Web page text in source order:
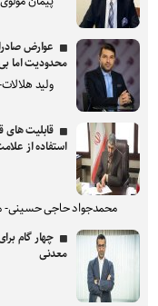
عوارض
محدودیت اما
ولید
قابلیت های
استفاده از
محمدجواد حاجی حسینی-
چهار گام
معدنی